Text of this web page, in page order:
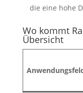
die eine hohe
Wo kommt
Übersicht